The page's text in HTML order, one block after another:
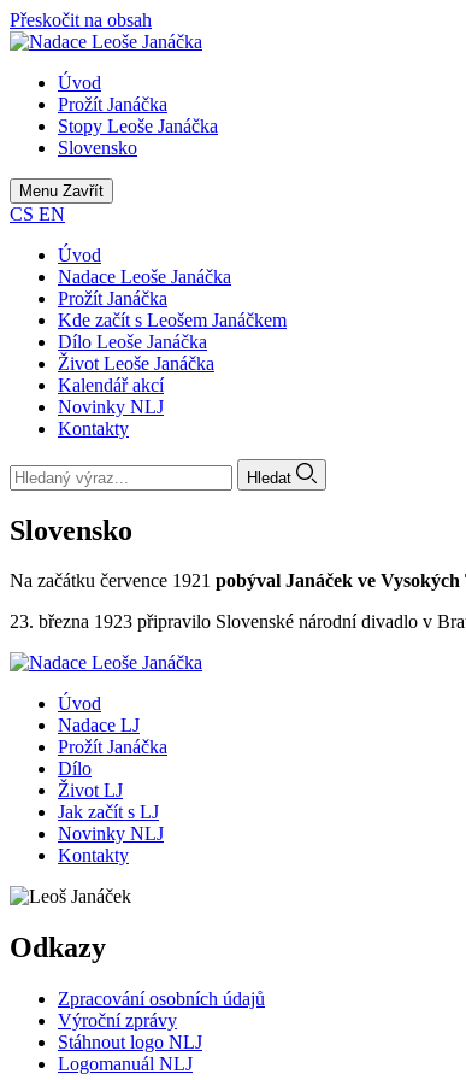
Přeskočit na obsah
Úvod
Prožít Janáčka
Stopy Leoše Janáčka
Slovensko
Menu Zavřít
CS EN
Úvod
Nadace Leoše Janáčka
Prožít Janáčka
Kde začít s Leošem Janáčkem
Dílo Leoše Janáčka
Život Leoše Janáčka
Kalendář akcí
Novinky NLJ
Kontakty
Hledat
Slovensko
Na začátku července 1921 pobýval Janáček ve
23. března 1923 připravilo Slovenské národní divadlo v
Úvod
Nadace LJ
Prožít Janáčka
Dílo
Život LJ
Jak začít s LJ
Novinky NLJ
Kontakty
Odkazy
Zpracování osobních údajů
Výroční zprávy
Stáhnout logo NLJ
Logomanuál NLJ